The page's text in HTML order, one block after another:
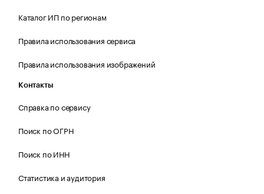
Каталог ИП по регионам
Правила использования сервиса
Правила использования изображений
Контакты
Справка по сервису
Поиск по ОГРН
Поиск по ИНН
Статистика и аудитория